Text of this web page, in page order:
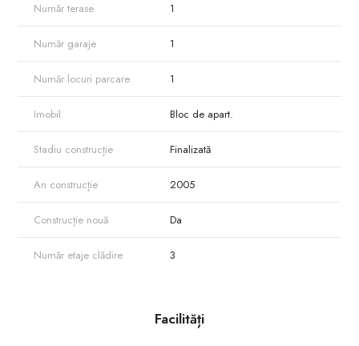
Număr terase 1
Număr garaje 1
Număr locuri parcare 1
Imobil Bloc de apart.
Stadiu construcție Finalizată
An construcție 2005
Construcție nouă Da
Număr etaje clădire 3
Facilități